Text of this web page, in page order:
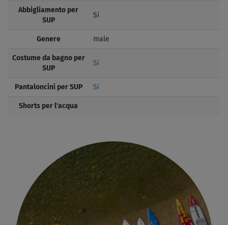
Abbigliamento per
SUP
Si
Genere male
Costume da bagno per
SUP
Si
Pantaloncini per SUP Si
Shorts per l'acqua